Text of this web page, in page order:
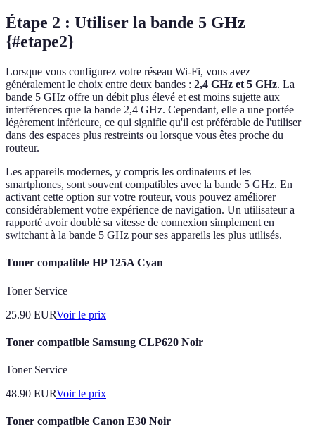
Étape 2 : Utiliser la bande 5 GHz
{#etape2}
Lorsque vous configurez votre réseau Wi-Fi, vous avez
généralement le choix entre deux bandes : 2,4 GHz et 5 GHz. La
bande 5 GHz offre un débit plus élevé et est moins sujette aux
interférences que la bande 2,4 GHz. Cependant, elle a une portée
légèrement inférieure, ce qui signifie qu'il est préférable de l'utiliser
dans des espaces plus restreints ou lorsque vous êtes proche du
routeur.
Les appareils modernes, y compris les ordinateurs et les
smartphones, sont souvent compatibles avec la bande 5 GHz. En
activant cette option sur votre routeur, vous pouvez améliorer
considérablement votre expérience de navigation. Un utilisateur a
rapporté avoir doublé sa vitesse de connexion simplement en
switchant à la bande 5 GHz pour ses appareils les plus utilisés.
Toner compatible HP 125A Cyan
Toner Service
25.90 EURVoir le prix
Toner compatible Samsung CLP620 Noir
Toner Service
48.90 EURVoir le prix
Toner compatible Canon E30 Noir